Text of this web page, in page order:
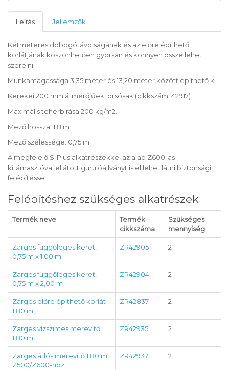
Leírás Jellemzők
Kétméteres dobogótávolságának és az előre építhető
korlátjának köszönhetően gyorsan és könnyen össze lehet
szerelni.
Munkamagassága 3,35 méter és 13,20 méter között építhető ki.
Kerekei 200 mm átmérőjűek, orsósak (cikkszám: 42917).
Maximális teherbírása 200 kg/m2.
Mező hossza: 1,8 m.
Mező szélessége: 0,75 m.
A megfelelő S-Plus alkatrészekkel az alap Z600-as
kitámasztóval ellátott gurulóállványt is el lehet látni biztonsági
felépítéssel.
Felépítéshez szükséges alkatrészek
Termék neve
Termék
cikkszáma
Szükséges
mennyiség
Zarges függőleges keret,
0,75 m x 1,00 m
ZR42905 2
Zarges függőleges keret,
0,75 m x 2,00 m
ZR42904 2
Zarges előre építhető korlát
1,80 m
ZR42837 2
Zarges vízszintes merevítő
1,80 m
ZR42935 2
Zarges átlós merevítő 1,80 m
Z500/Z600-hoz
ZR42937 2